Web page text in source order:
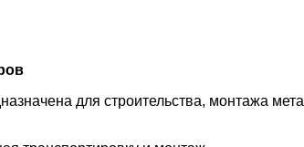
для строительства, монтажа